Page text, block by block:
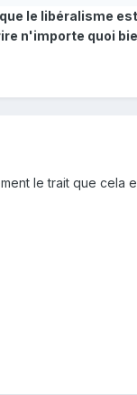
le libéralisme
n'importe quoi
le trait que cela